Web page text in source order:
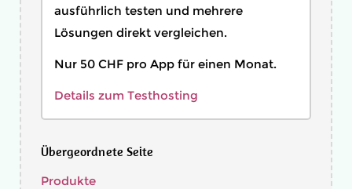
ausführlich testen und mehrere
Lösungen direkt vergleichen.
Nur 50 CHF pro App für einen Monat.
Details zum Testhosting
Übergeordnete Seite
Produkte